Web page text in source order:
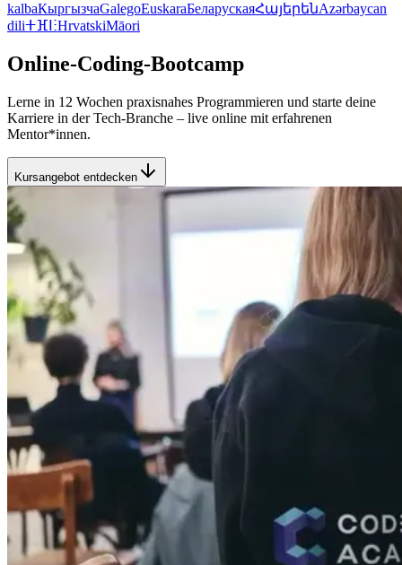
kalbaКыргызчаGalegoEuskaraБеларускаяՀայերենAzərbaycan
diliⵜⴼⵏⵗHrvatskiMāori
Online-Coding-Bootcamp
Lerne in 12 Wochen praxisnahes Programmieren und starte deine
Karriere in der Tech-Branche – live online mit erfahrenen
Mentor*innen.
Kursangebot entdecken